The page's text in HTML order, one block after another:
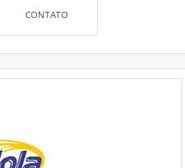
CONTATO